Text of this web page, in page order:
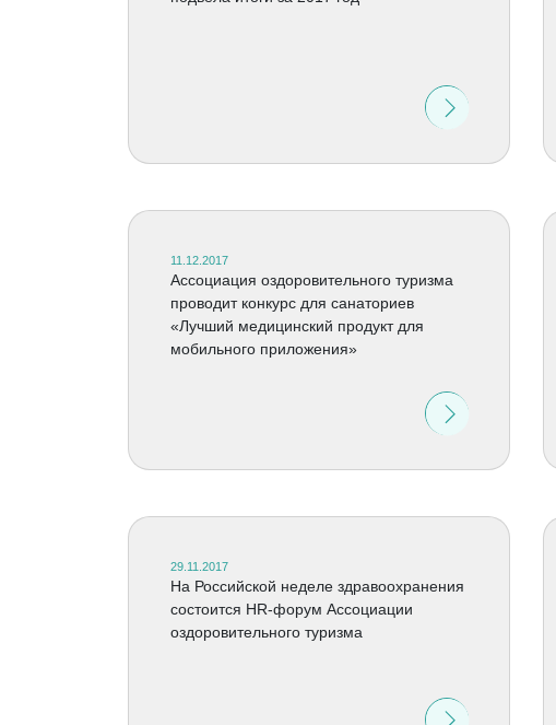
11.12.2017
Ассоциация оздоровительного туризма
проводит конкурс для санаториев
«Лучший медицинский продукт для
мобильного приложения»
29.11.2017
На Российской неделе здравоохранения
состоится HR-форум Ассоциации
оздоровительного туризма